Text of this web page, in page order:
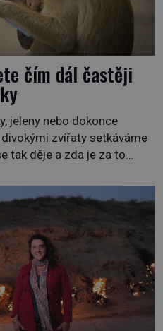
čím dál častěji
jeleny nebo dokonce
zvířaty setkáváme
tak děje a zda je za to
do jiných zemí a
po celém světě se